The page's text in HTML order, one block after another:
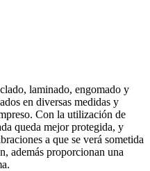
laminado, engomado y
en diversas medidas y
Con la utilización de
queda mejor protegida, y
a que se verá sometida
además proporcionan una